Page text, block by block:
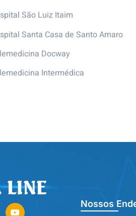
São Luiz Itaim
Santa Casa de Santo Amaro
Docway
Intermédica
Nossos